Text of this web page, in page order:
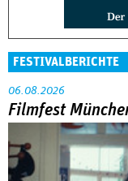
FESTIVALBERICHTE
06.08.2026
Filmfest